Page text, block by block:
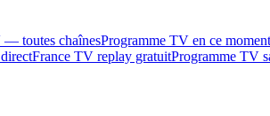
— toutes chaînesProgramme TV en ce moment
France TV replay gratuitProgramme TV